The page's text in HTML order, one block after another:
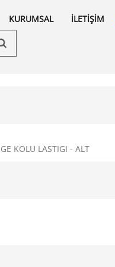
KURUMSAL İLETİŞİM
KOLU LASTIGI - ALT